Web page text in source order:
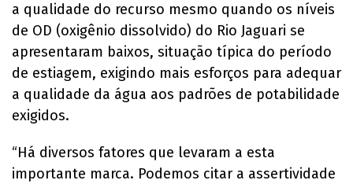
a qualidade do recurso mesmo quando os níveis
de OD (oxigênio dissolvido) do Rio Jaguari se
apresentaram baixos, situação típica do período
de estiagem, exigindo mais esforços para adequar
a qualidade da água aos padrões de potabilidade
exigidos.
“Há diversos fatores que levaram a esta
importante marca. Podemos citar a assertividade